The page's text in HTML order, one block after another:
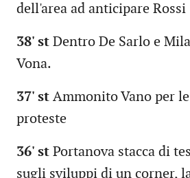
dell'area ad anticipare Rossi
38' st Dentro De Sarlo e
Vona.
37' st Ammonito Vano per
proteste
36' st Portanova stacca di
sugli sviluppi di un corner,